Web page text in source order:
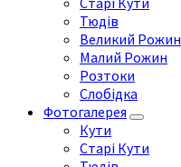
Тюдів
Великий Рожин
Малий Рожин
Розтоки
Слобідка
Фотогалерея
Кути
Старі Кути